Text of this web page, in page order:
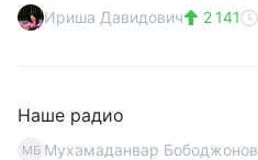
Ириша Давидович 2 141
Наше радио
МБ Мухамаданвар Бободжонов